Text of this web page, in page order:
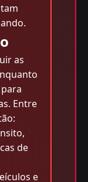
as
Entre
de
e